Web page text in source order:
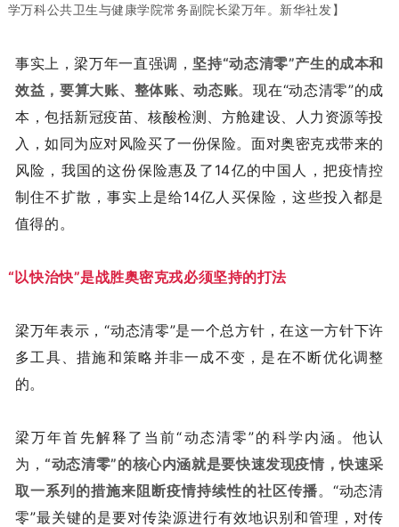
学万科公共卫生与健康学院常务副院长梁万年。新华社发】
事实上，梁万年一直强调， 坚持“动态清零”产生的成本和
效益，要算大账、整体账、动态账。现在“动态清零”的成
本，包括新冠疫苗、核酸检测、方舱建设、人力资源等投
入，如同为应对风险买了一份保险。面对奥密克戎带来的
风险，我国的这份保险惠及了14亿的中国人，把疫情控
制住不扩散，事实上是给14亿人买保险，这些投入都是
值得的。
“以快治快”是战胜奥密克戎必须坚持的打法
梁万年表示，“动态清零”是一个总方针，在这一方针下许
多工具、措施和策略并非一成不变，是在不断优化调整
的。
梁万年首先解释了当前“动态清零”的科学内涵。他认
为， “动态清零”的核心内涵就是要快速发现疫情，快速采
取一系列的措施来阻断疫情持续性的社区传播。“动态清
零”最关键的是要对传染源进行有效地识别和管理，对传